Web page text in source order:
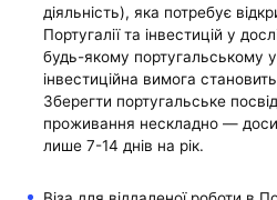
діяльність), яка потребує
Португалії та інвестицій у
будь-якому португальському
інвестиційна вимога
Зберегти португальське
проживання нескладно —
лише 7-14 днів на рік.